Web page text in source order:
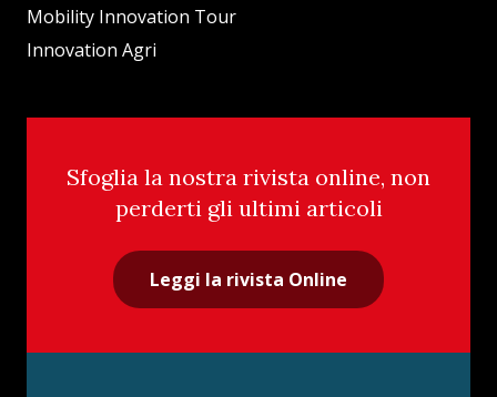
Mobility Innovation Tour
Innovation Agri
Sfoglia la nostra rivista online, non
perderti gli ultimi articoli
Leggi la rivista Online